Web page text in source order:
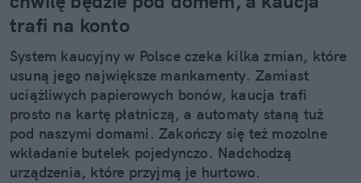
trafi na konto
System kaucyjny w Polsce czeka kilka zmian, które
usuną jego największe mankamenty. Zamiast
uciążliwych papierowych bonów, kaucja trafi
prosto na kartę płatniczą, a automaty staną tuż
pod naszymi domami. Zakończy się też mozolne
wkładanie butelek pojedynczo. Nadchodzą
urządzenia, które przyjmą je hurtowo.